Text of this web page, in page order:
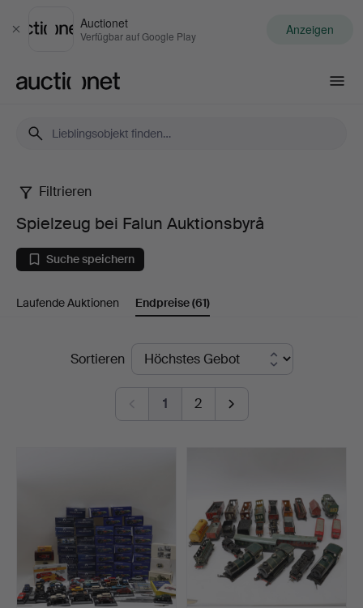
Schließen
Auctionet
Verfügbar auf Google Play Anzeigen
Spielzeug
bei
Falun
Auktionsbyrå
Filtrieren
Spielzeug bei Falun Auktionsbyrå
Suche speichern
Laufende Auktionen Endpreise(61)
EndpreiseSortieren
1 2